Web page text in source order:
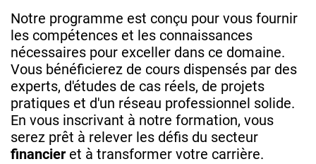
Notre programme est conçu pour vous fournir
les compétences et les connaissances
nécessaires pour exceller dans ce domaine.
Vous bénéficierez de cours dispensés par des
experts, d'études de cas réels, de projets
pratiques et d'un réseau professionnel solide.
En vous inscrivant à notre formation, vous
serez prêt à relever les défis du secteur
financier et à transformer votre carrière.